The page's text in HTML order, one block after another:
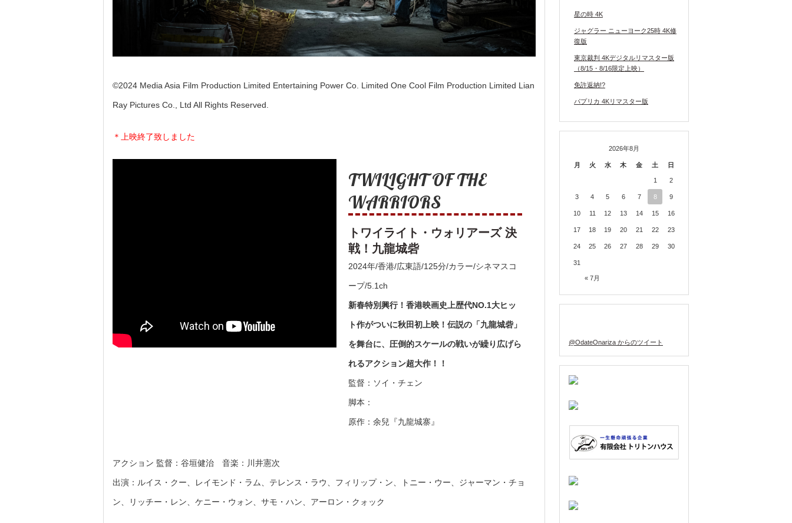
©2024 Media Asia Film Production Limited Entertaining Power Co. Limited One Cool Film Production Limited Lian
Ray Pictures Co., Ltd All Rights Reserved.
＊上映終了致しました
TWILIGHT OF THE
WARRIORS
トワイライト・ウォリアーズ 決
戦！九龍城砦
2024年/香港/広東語/125分/カラー/シネマスコ
ープ/5.1ch
新春特別興行！香港映画史上歴代NO.1大ヒッ
ト作がついに秋田初上映！伝説の「九龍城砦」
を舞台に、圧倒的スケールの戦いが繰り広げら
れるアクション超大作！！
監督：ソイ・チェン
脚本：
原作：余兒『九龍城寨』
アクション 監督：谷垣健治 音楽：川井憲次
出演：ルイス・クー、レイモンド・ラム、テレンス・ラウ、フィリップ・ン、トニー・ウー、ジャーマン・チョ
ン、リッチー・レン、ケニー・ウォン、サモ・ハン、アーロン・クォック
星の時 4K
ジャグラー ニューヨーク25時 4K修
復版
東京裁判 4Kデジタルリマスター版
（8/15・8/16限定上映）
免許返納!?
パプリカ 4Kリマスター版
2026年8月
月 火 水 木 金 土 日
« 7月
1 2
3 4 5 6 7 8 9
10 11 12 13 14 15 16
17 18 19 20 21 22 23
24 25 26 27 28 29 30
31
@OdateOnariza からのツイート